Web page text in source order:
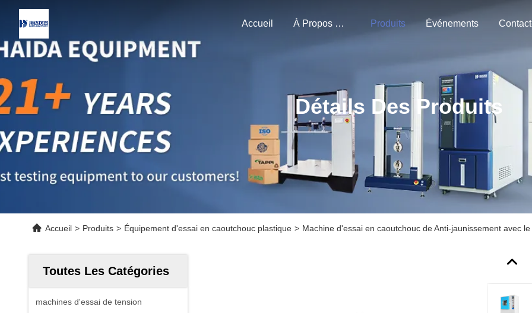
Accueil À Propos De Nous Produits Événements
Détails Des Produits
Accueil > Produits > Équipement d'essai en caoutchouc plastique > Machine d'essai en caoutchouc de Anti-jaunissement avec
Toutes Les Catégories
machines d'essai de tension